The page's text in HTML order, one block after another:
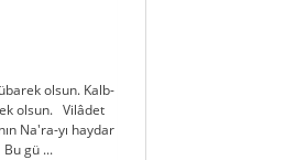
olsun. Kalb-
olsun. Vilâdet
Na'ra-yı haydar
gü ...